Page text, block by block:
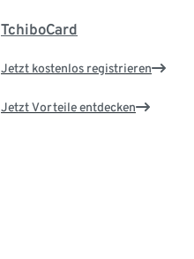
TchiboCard
Jetzt kostenlos registrieren
Jetzt Vorteile entdecken